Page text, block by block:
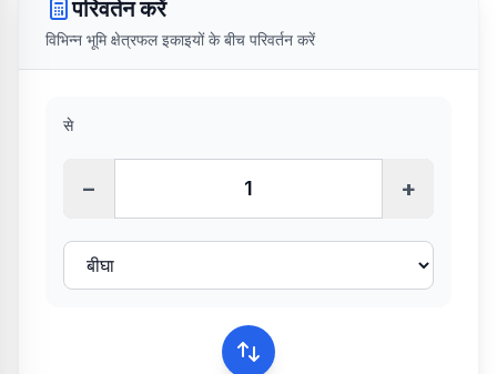
परिवर्तन करें
विभिन्न भूमि क्षेत्रफल इकाइयों के बीच परिवर्तन करें
से
− +